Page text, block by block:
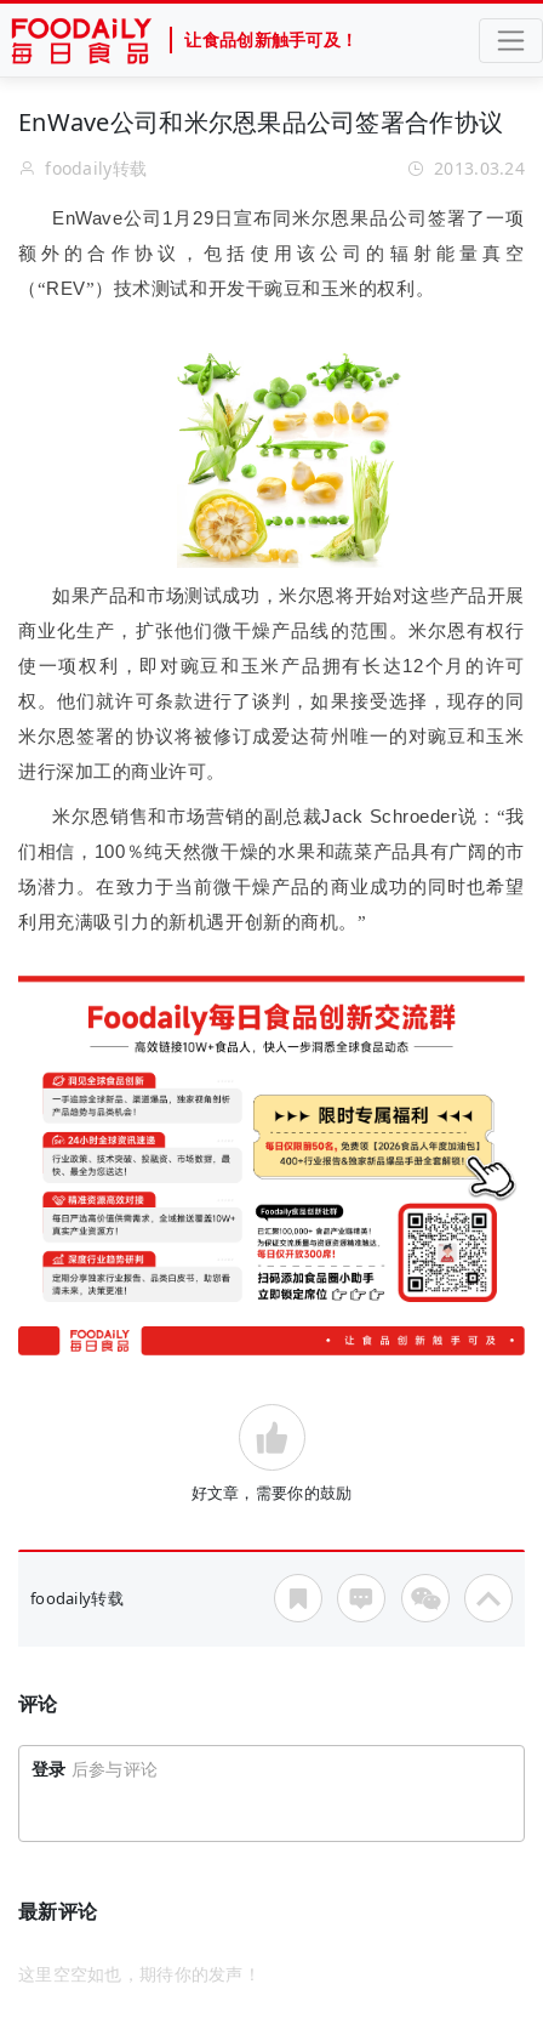
让食品创新触手可及！
EnWave公司和米尔恩果品公司签署合作协议
foodaily转载 2013.03.24
EnWave公司 1 月29 日宣布同米尔恩果品公司签署了一项
额外的合作协议，包括使用该公司的辐射能量真空
（“REV”）技术测试和开发干豌豆和玉米的权利。
如果产品和市场测试成功，米尔恩将开始对这些产品开展
商业化生产，扩张他们微干燥产品线的范围。米尔恩有权行
使一项权利，即对豌豆和玉米产品拥有长达12个月的许可
权。他们就许可条款进行了谈判，如果接受选择，现存的同
米尔恩签署的协议将被修订成爱达荷州唯一的对豌豆和玉米
进行深加工的商业许可。
米尔恩销售和市场营销的副总裁Jack Schroeder说：“我
们相信， 100 ％纯天然微干燥的水果和蔬菜产品具有广阔的市
场潜力。在致力于当前微干燥产品的商业成功的同时也希望
利用充满吸引力的新机遇开创新的商机。”
好文章，需要你的鼓励
foodaily转载
评论
登录 后参与评论
最新评论
这里空空如也，期待你的发声！